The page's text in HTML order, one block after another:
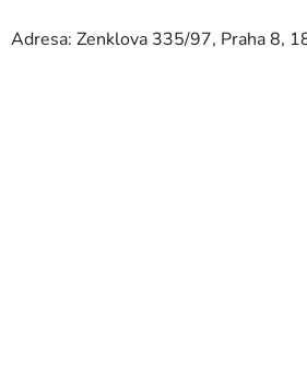
Adresa: Zenklova 335/97, Praha 8,